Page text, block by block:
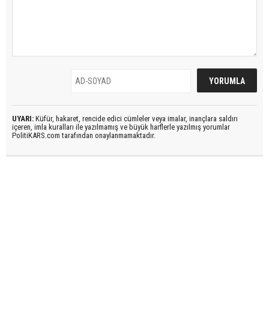
UYARI: Küfür, hakaret, rencide edici cümleler veya imalar, inançlara saldırı
içeren, imla kuralları ile yazılmamış ve büyük harflerle yazılmış yorumlar
PolitiKARS.com tarafından onaylanmamaktadır.